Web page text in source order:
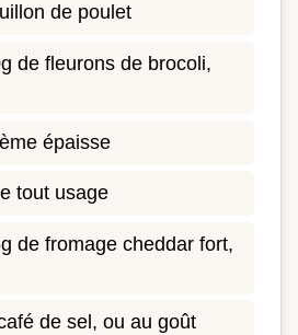
de poulet
de fleurons de brocoli,
épaisse
tout usage
de fromage cheddar fort,
de sel, ou au goût